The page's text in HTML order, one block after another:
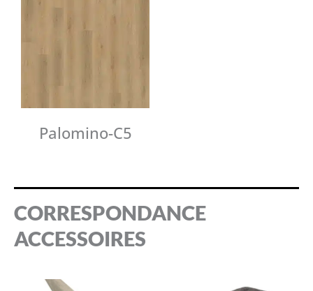
Palomino-C5
CORRESPONDANCE
ACCESSOIRES